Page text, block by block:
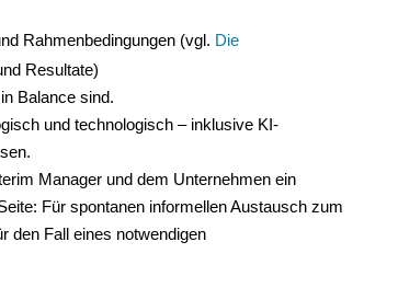
Rahmenbedingungen (vgl. Die
Resultate)
Balance sind.
und technologisch – inklusive KI-
Manager und dem Unternehmen ein
Für spontanen informellen Austausch zum
den Fall eines notwendigen